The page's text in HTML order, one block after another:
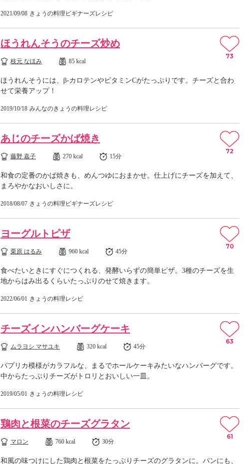
2021/09/08 きょうの料理ビギナーズレシピ
ほうれんそうのチーズ炒め
枝元 なほみ 85 kcal
ほうれんそうには、β-カロテンやビタミンCがたっぷりです。チーズと合わ
せて栄養アップ！
2019/10/18 みんなのきょうの料理レシピ
73
あじのチーズかば焼き
藤野 嘉子 270 kcal 15分
和食の定番のかば焼きも、めんつゆにおまかせ。仕上げにチーズを加えて、
まろやかなおいしさに。
2018/08/07 きょうの料理ビギナーズレシピ
72
ヨーグルトピザ
栗原 はるみ 960 kcal 45分
食べたいときにすぐにつくれる、発酵いらずの簡単ピザ。3種のチーズを生
地からはみ出るくらいたっぷりのせて焼きます。
2022/06/01 きょうの料理レシピ
70
チーズインハンバーグケーキ
ムラヨシ マサユキ 320 kcal 45分
パプリカ模様がカラフルな、まるでホールケーキみたいなハンバーグです。
中からたっぷりチーズがトロリとおいしい一皿。
2019/05/01 きょうの料理レシピ
63
鶏肉と根菜のチーズグラタン
マロン 760 kcal 30分
和風の味つけにした鶏肉と根菜をたっぷりチーズのグラタンに。パンにも、
61